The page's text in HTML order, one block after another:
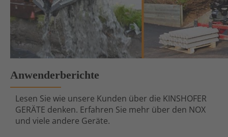
Anwenderberichte
Lesen Sie wie unsere Kunden über die KINSHOFER
GERÄTE denken. Erfahren Sie mehr über den NOX
und viele andere Geräte.